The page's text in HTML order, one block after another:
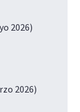
2026)
2026)